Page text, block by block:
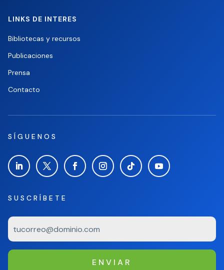
LINKS DE INTERES
Bibliotecas y recursos
Publicaciones
Prensa
Contacto
SUSCRÍBETE
ENVIAR
SÍGUENOS